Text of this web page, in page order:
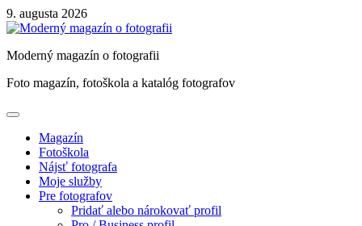
Skip
to
9. augusta 2026
Moderný magazín o fotografii
Foto magazín, fotoškola a katalóg fotografov
Magazín
Fotoškola
Nájsť fotografa
Moje služby
Pre fotografov
Pridať alebo nárokovať profil